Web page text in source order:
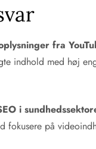
fra
indhold med høj
i
fokusere på